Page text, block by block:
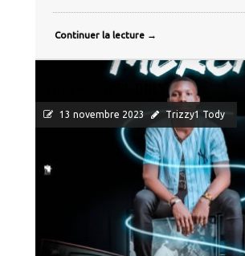
Continuer la lecture →
13 novembre 2023 Trizzy1 Tody